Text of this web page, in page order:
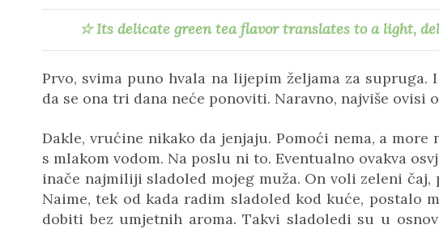
☆Its delicate green tea flavor translates to a light,
Prvo, svima puno hvala na lijepim željama za supruga.
da se ona tri dana neće ponoviti. Naravno, najviše ovisi
Dakle, vrućine nikako da jenjaju. Pomoći nema, a
s mlakom vodom. Na poslu ni to. Eventualno ovakva
inače najmiliji sladoled mojeg muža. On voli zeleni
Naime, tek od kada radim sladoled kod kuće, postalo
dobiti bez umjetnih aroma. Takvi sladoledi su u